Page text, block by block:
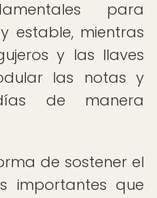
para
estable, mientras
y las llaves
las notas y
de manera
de sostener el
importantes que